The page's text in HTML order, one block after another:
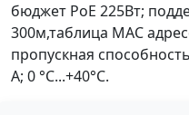
бюджет PoE 225Вт;
300м,таблица MAC
пропускная
A; 0 °C...+40°C.